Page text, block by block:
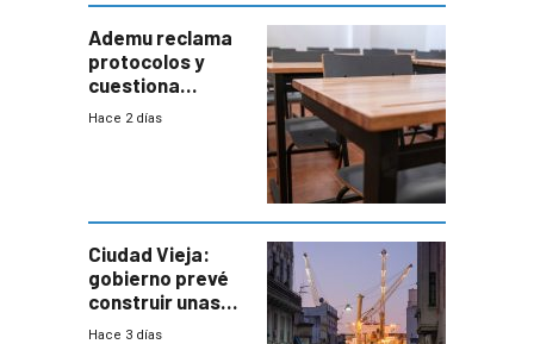
Ademu reclama
protocolos y
cuestiona
demora de
Hace 2 días
Ciudad Vieja:
gobierno prevé
construir unas
mil viviendas en
Hace 3 días